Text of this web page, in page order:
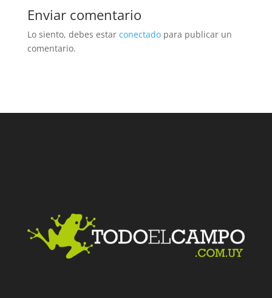
Enviar comentario
Lo siento, debes estar conectadopara publicar un
comentario.
Facebook